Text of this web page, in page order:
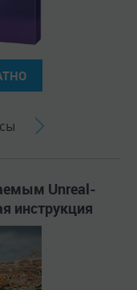
Unreal-
инструкция